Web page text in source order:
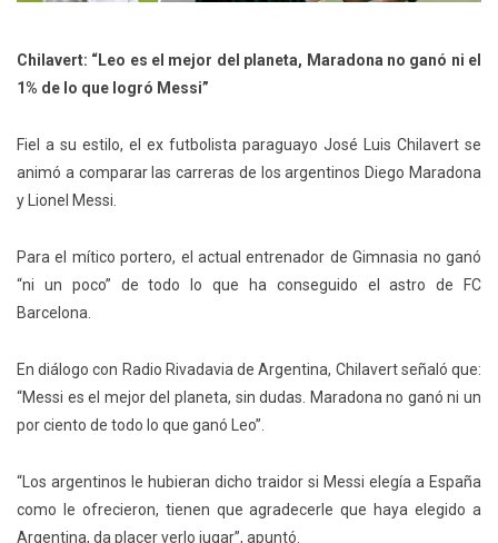
Chilavert: “Leo es el mejor del planeta, Maradona no ganó ni el
1% de lo que logró Messi”
Fiel a su estilo, el ex futbolista paraguayo José Luis Chilavert se
animó a comparar las carreras de los argentinos Diego Maradona
y Lionel Messi.
Para el mítico portero, el actual entrenador de Gimnasia no ganó
“ni un poco” de todo lo que ha conseguido el astro de FC
Barcelona.
En diálogo con Radio Rivadavia de Argentina, Chilavert señaló que:
“Messi es el mejor del planeta, sin dudas. Maradona no ganó ni un
por ciento de todo lo que ganó Leo”.
“Los argentinos le hubieran dicho traidor si Messi elegía a España
como le ofrecieron, tienen que agradecerle que haya elegido a
Argentina, da placer verlo jugar”, apuntó.